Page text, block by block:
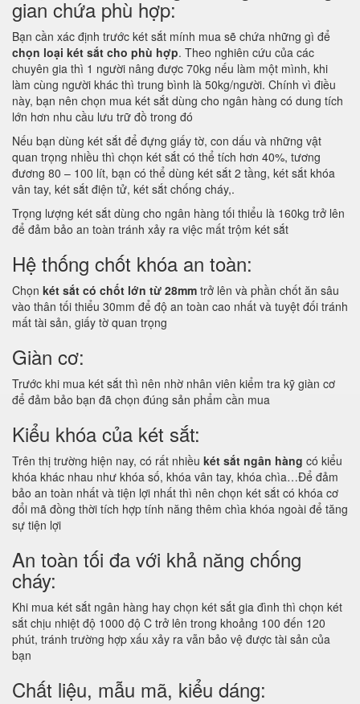
gian chứa phù hợp:
Bạn cần xác định trước két sắt mính mua sẽ chứa những gì để
chọn loại két sắt cho phù hợp. Theo nghiên cứu của các
chuyên gia thì 1 người nâng được 70kg nếu làm một mình, khi
làm cùng người khác thì trung bình là 50kg/người. Chính vì điều
này, bạn nên chọn mua két sắt dùng cho ngân hàng có dung tích
lớn hơn nhu cầu lưu trữ đồ trong đó
Nếu bạn dùng két sắt để đựng giấy tờ, con dấu và những vật
quan trọng nhiều thì chọn két sắt có thể tích hơn 40%, tương
đương 80 – 100 lít, bạn có thể dùng két sắt 2 tầng, két sắt khóa
vân tay, két sắt điện tử, két sắt chống cháy,.
Trọng lượng két sắt dùng cho ngân hàng tối thiểu là 160kg trở lên
để đảm bảo an toàn tránh xảy ra việc mất trộm két sắt
Hệ thống chốt khóa an toàn:
Chọn két sắt có chốt lớn từ 28mm trở lên và phần chốt ăn sâu
vào thân tối thiểu 30mm để độ an toàn cao nhất và tuyệt đối tránh
mất tài sản, giấy tờ quan trọng
Giàn cơ:
Trước khi mua két sắt thì nên nhờ nhân viên kiểm tra kỹ giàn cơ
để đảm bảo bạn đã chọn đúng sản phẩm cần mua
Kiểu khóa của két sắt:
Trên thị trường hiện nay, có rất nhiều két sắt ngân hàng có kiểu
khóa khác nhau như khóa số, khóa vân tay, khóa chìa…Để đảm
bảo an toàn nhất và tiện lợi nhất thì nên chọn két sắt có khóa cơ
đổi mã đồng thời tích hợp tính năng thêm chìa khóa ngoài để tăng
sự tiện lợi
An toàn tối đa với khả năng chống
cháy:
Khi mua két sắt ngân hàng hay chọn két sắt gia đình thì chọn két
sắt chịu nhiệt độ 1000 độ C trở lên trong khoảng 100 đến 120
phút, tránh trường hợp xấu xảy ra vẫn bảo vệ được tài sản của
bạn
Chất liệu, mẫu mã, kiểu dáng: